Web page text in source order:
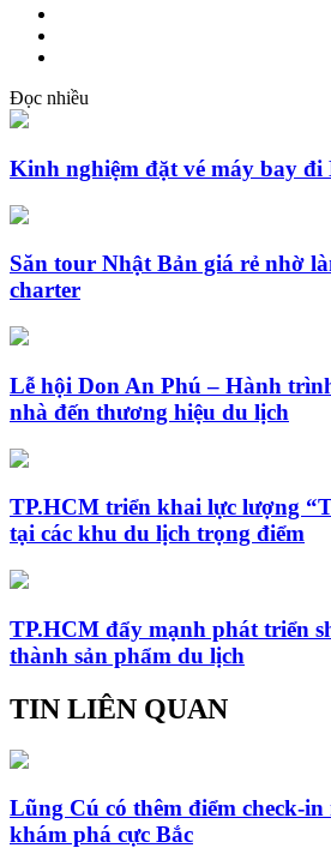
Đọc nhiều
Kinh nghiệm đặt vé máy bay đi
Săn tour Nhật Bản giá rẻ nhờ
charter
Lễ hội Don An Phú – Hành
nhà đến thương hiệu du lịch
TP.HCM triển khai lực lượng
tại các khu du lịch trọng điểm
TP.HCM đẩy mạnh phát triển
thành sản phẩm du lịch
TIN LIÊN QUAN
Lũng Cú có thêm điểm check-
khám phá cực Bắc